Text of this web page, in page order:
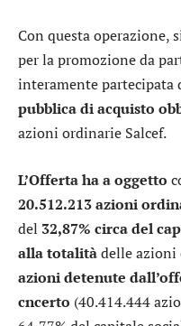
Con questa operazione,
per la promozione da
interamente partecipata
pubblica di acquisto
azioni ordinarie Salcef.
L’Offerta ha a oggetto
20.512.213 azioni
del 32,87% circa del
alla totalitàdelle azioni
azioni detenute
cncerto (40.414.444